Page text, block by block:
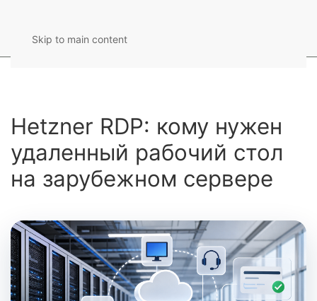
Skip to main content
Hetzner RDP: кому нужен
удаленный рабочий стол
на зарубежном сервере